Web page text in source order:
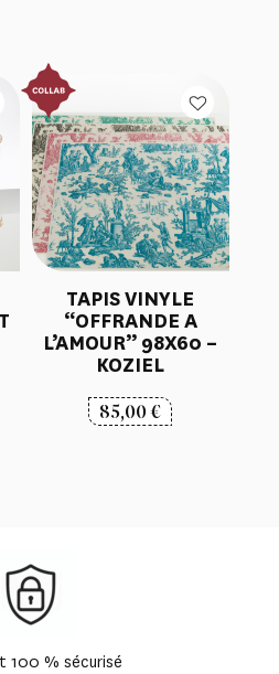
TAPIS VINYLE
“OFFRANDE A
L’AMOUR” 98X60 –
KOZIEL
85,00€
100 % sécurisé